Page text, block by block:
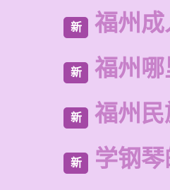
新 福州
新 福州
新 福州
新 学钢